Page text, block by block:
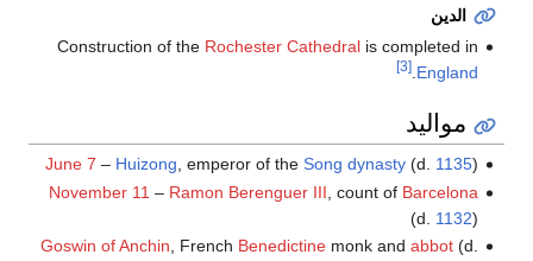
الدين
Construction of the Rochester Cathedralis completed in
England
.
[3]
مواليد
June 7 – Huizong, emperor of the Song dynasty(d. 1135)
November 11 – Ramon Berenguer III , count of Barcelona
(d. 1132)
Goswin of Anchin , French Benedictinemonk and abbot(d.